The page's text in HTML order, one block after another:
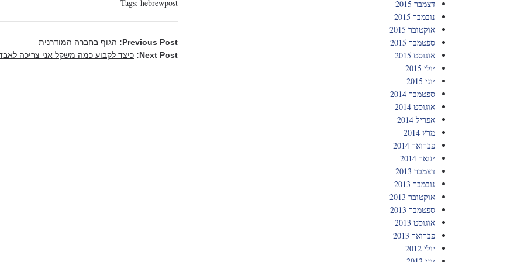
Tags: hebrewpost
Previous Post:
הגוף בחברה המודרנית
Next Post:
כיצד לקבוע כמה משקל אני צריכה
דצמבר 2015
נובמבר 2015
אוקטובר 2015
ספטמבר 2015
אוגוסט 2015
יולי 2015
יוני 2015
ספטמבר 2014
אוגוסט 2014
אפריל 2014
מרץ 2014
פברואר 2014
ינואר 2014
דצמבר 2013
נובמבר 2013
אוקטובר 2013
ספטמבר 2013
אוגוסט 2013
פברואר 2013
יולי 2012